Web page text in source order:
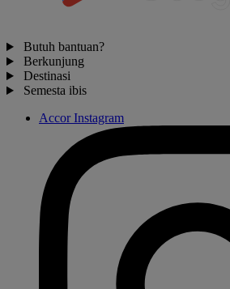
Butuh bantuan?
Berkunjung
Destinasi
Semesta ibis
Accor Instagram